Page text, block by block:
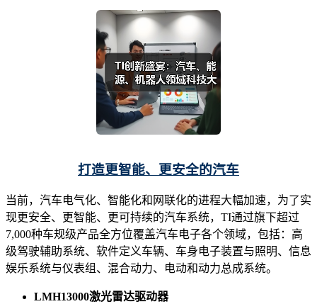
打造更智能、更安全的汽车
当前，汽车电气化、智能化和网联化的进程大幅加速，为了实
现更安全、更智能、更可持续的汽车系统，TI通过旗下超过
7,000种车规级产品全方位覆盖汽车电子各个领域，包括：高
级驾驶辅助系统、软件定义车辆、车身电子装置与照明、信息
娱乐系统与仪表组、混合动力、电动和动力总成系统。
LMH13000激光雷达驱动器